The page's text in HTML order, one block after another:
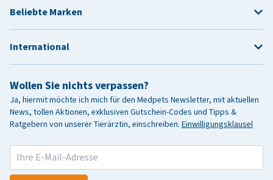
Wollen Sie nichts verpassen?
Ja, hiermit möchte ich mich für den Medpets Newsletter, mit aktuellen
News, tollen Aktionen, exklusiven Gutschein-Codes und Tipps &
Ratgebern von unserer Tierärztin, einschreiben. Einwilligungsklausel
Beliebte Marken
International